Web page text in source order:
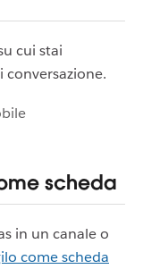
cui stai
scheda
in un canale o
come scheda